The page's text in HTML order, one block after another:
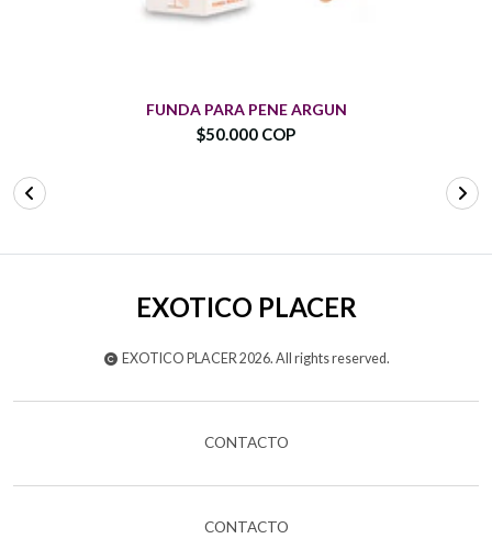
FUNDA PARA PENE ARGUN
$50.000 COP
EXOTICO PLACER
EXOTICO PLACER 2026. All rights reserved.
CONTACTO
CONTACTO